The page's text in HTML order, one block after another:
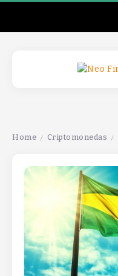
Home / Criptomonedas /